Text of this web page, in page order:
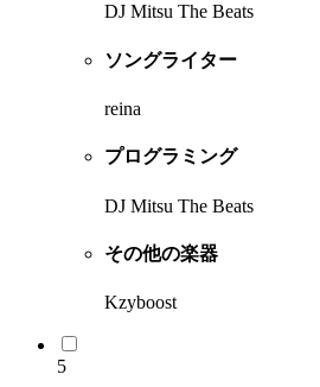
DJ Mitsu The Beats
ソングライター
reina
プログラミング
DJ Mitsu The Beats
その他の楽器
Kzyboost
5